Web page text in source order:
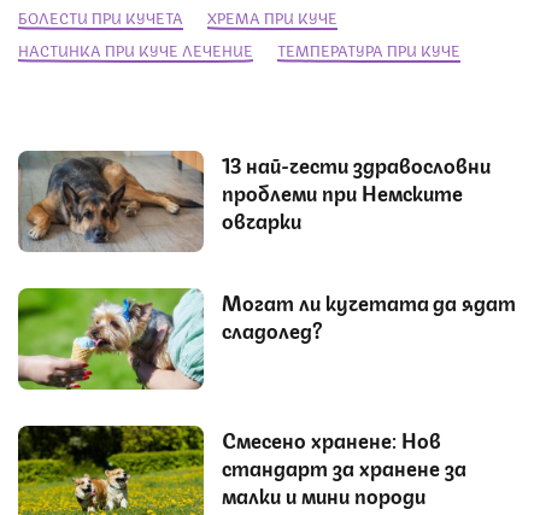
БОЛЕСТИ ПРИ КУЧЕТА
ХРЕМА ПРИ КУЧЕ
НАСТИНКА ПРИ КУЧЕ ЛЕЧЕНИЕ
ТЕМПЕРАТУРА ПРИ КУЧЕ
13 най-чести здравословни
проблеми при Немските
овчарки
Могат ли кучетата да ядат
сладолед?
Смесено хранене: Нов
стандарт за хранене за
малки и мини породи